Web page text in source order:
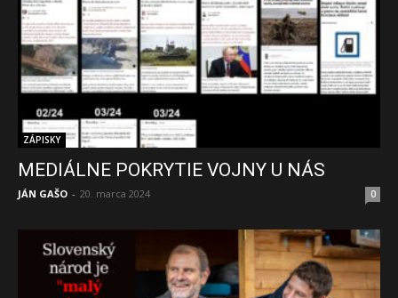
ZÁPISKY
MEDIÁLNE POKRYTIE VOJNY U NÁS
JÁN GAŠO - 20. marca 2024 0